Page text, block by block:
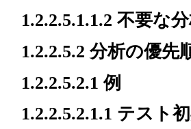
1.2.2.5.1.1.2 不要な
1.2.2.5.2 分析の優
1.2.2.5.2.1 例
1.2.2.5.2.1.1 テスト